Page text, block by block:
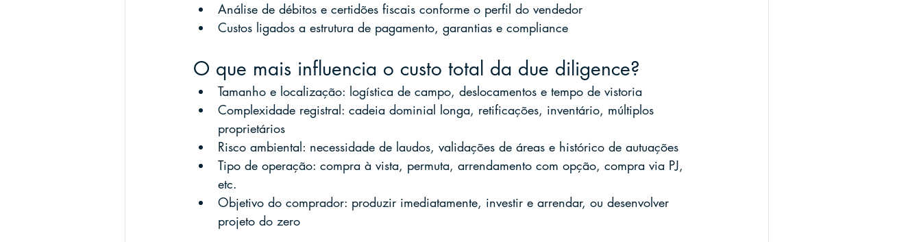
Análise de débitos e certidões fiscais conforme o perfil do vendedor
Custos ligados a estrutura de pagamento, garantias e compliance
O que mais influencia o custo total da due diligence?
Tamanho e localização: logística de campo, deslocamentos e tempo de vistoria
Complexidade registral: cadeia dominial longa, retificações, inventário, múltiplos
proprietários
Risco ambiental: necessidade de laudos, validações de áreas e histórico de autuações
Tipo de operação: compra à vista, permuta, arrendamento com opção, compra via PJ,
etc.
Objetivo do comprador: produzir imediatamente, investir e arrendar, ou desenvolver
projeto do zero